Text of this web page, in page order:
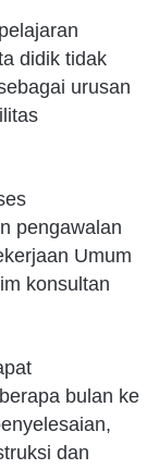
didik tidak
urusan
pengawalan
Umum
konsultan
bulan ke
dan